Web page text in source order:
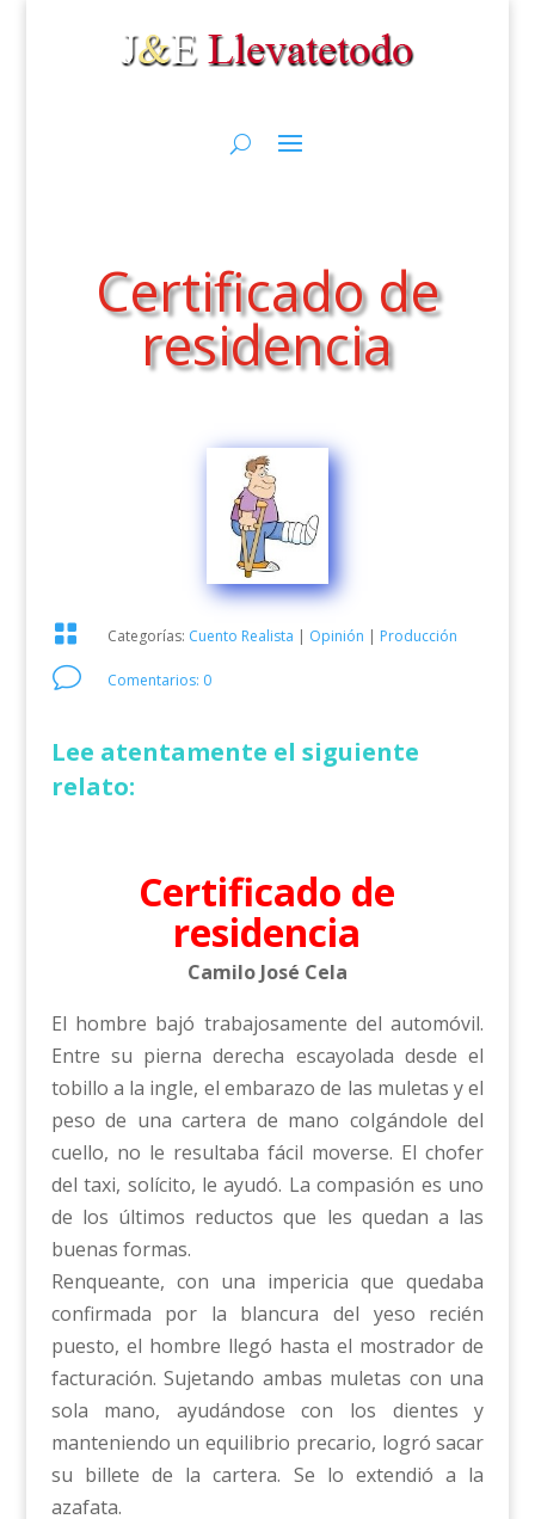
Certificado de
residencia
 Categorías: Cuento Realista | Opinión | Producción
v Comentarios: 0
Lee atentamente el siguiente
relato:
Certificado de
residencia
Camilo José Cela
El hombre bajó trabajosamente del automóvil.
Entre su pierna derecha escayolada desde el
tobillo a la ingle, el embarazo de las muletas y el
peso de una cartera de mano colgándole del
cuello, no le resultaba fácil moverse. El chofer
del taxi, solícito, le ayudó. La compasión es uno
de los últimos reductos que les quedan a las
buenas formas.
Renqueante, con una impericia que quedaba
confirmada por la blancura del yeso recién
puesto, el hombre llegó hasta el mostrador de
facturación. Sujetando ambas muletas con una
sola mano, ayudándose con los dientes y
manteniendo un equilibrio precario, logró sacar
su billete de la cartera. Se lo extendió a la
azafata.